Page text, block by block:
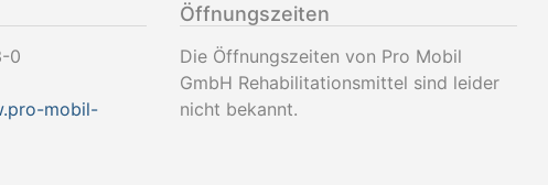
0
mobil-
Öffnungszeiten
Die Öffnungszeiten von Pro Mobil
GmbH Rehabilitationsmittel sind leider
nicht bekannt.